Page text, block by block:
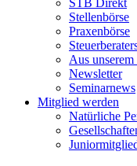
STB Direkt
Stellenbörse
Praxenbörse
Aus
Newsletter
Seminarnews
Mitglied werden
Natürliche